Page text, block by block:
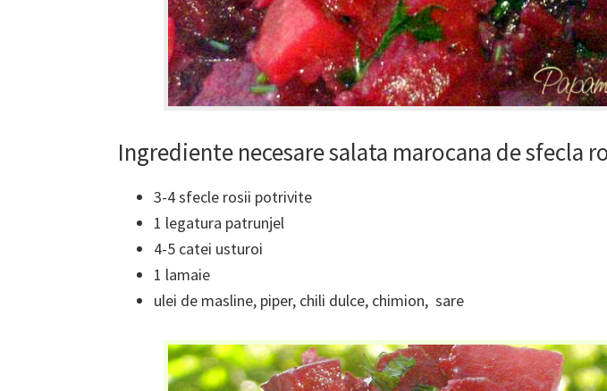
Ingrediente necesare salata marocana de sfecla
3-4 sfecle rosii potrivite
1 legatura patrunjel
4-5 catei usturoi
1 lamaie
ulei de masline, piper, chili dulce, chimion, sare